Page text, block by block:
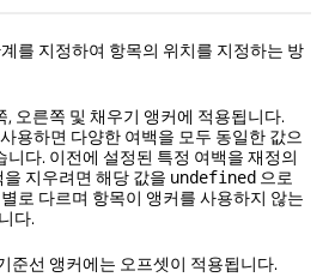
를 지정하여 항목의 위치를 지정하는 방
, 오른쪽 및 채우기 앵커에 적용됩니다.
용하면 다양한 여백을 모두 동일한 값으
니다. 이전에 설정된 특정 여백을 재정의
지우려면 해당 값을 undefined 으로
로 다르며 항목이 앵커를 사용하지 않는
다.
준선 앵커에는 오프셋이 적용됩니다.